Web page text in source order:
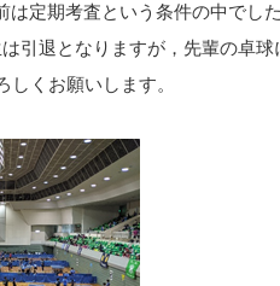
定期考査という条件の中でし
引退となりますが，先輩の卓
くお願いします。